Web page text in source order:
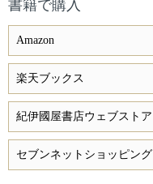
書籍で購入
Amazon
楽天ブックス
紀伊國屋書店ウェブストア
セブンネットショッピング